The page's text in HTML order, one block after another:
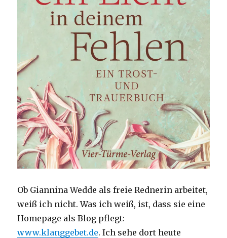
Ob Giannina Wedde als freie Rednerin arbeitet,
weiß ich nicht. Was ich weiß, ist, dass sie eine
Homepage als Blog pflegt:
www.klanggebet.de. Ich sehe dort heute